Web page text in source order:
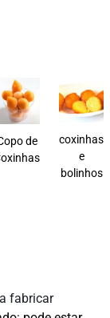
de
coxinhas
e
bolinhos
fabricar